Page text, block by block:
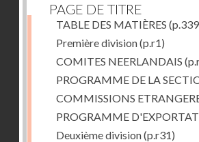
PAGE DE TITRE
TABLE DES MATIÈRES
Première division(p.r1)
COMITES NEERLANDAIS
PROGRAMME DE LA
COMMISSIONS
PROGRAMME
Deuxième division(p.r31)